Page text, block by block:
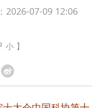
2026-07-09 12:06
小 】
中国科协第十
史机遇，迎
立自强，向着
进，扎扎实实